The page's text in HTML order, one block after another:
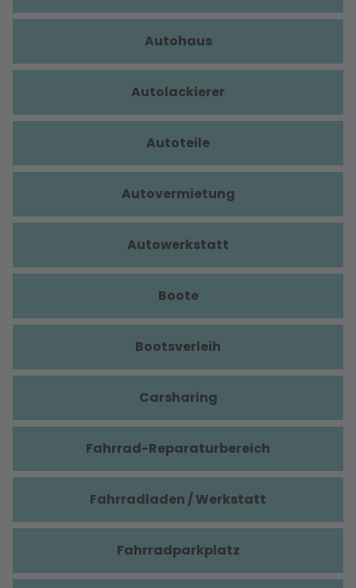
Autohaus
Autolackierer
Autoteile
Autovermietung
Autowerkstatt
Boote
Bootsverleih
Carsharing
Fahrrad-Reparaturbereich
Fahrradladen / Werkstatt
Fahrradparkplatz